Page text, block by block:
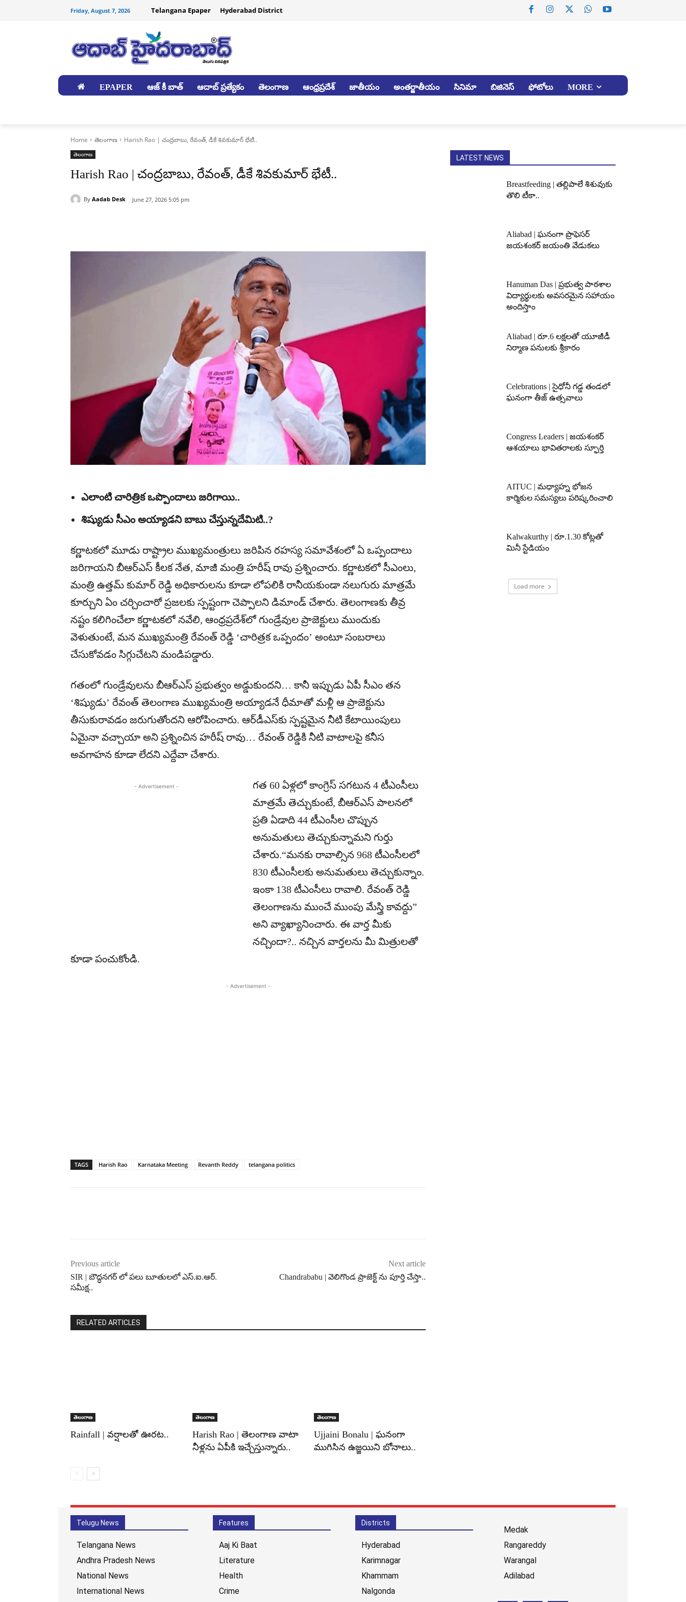
Friday, August 7, 2026 Telangana Epaper Hyderabad District
EPAPER ఆజ్ కీ బాత్ ఆదాబ్ ప్రత్యేకం తెలంగాణ ఆంధ్రప్రదేశ్ జాతీయం అంతర్జాతీయం సినిమా బిజినెస్ ఫోటోలు MORE
Home తెలంగాణ Harish Rao | చంద్రబాబు, రేవంత్, డీకే శివకుమార్ భేటీ..
తెలంగాణ
Harish Rao | చంద్రబాబు, రేవంత్, డీకే శివకుమార్ భేటీ..
By Aadab Desk June 27, 2026 5:05 pm
ఎలాంటి చారిత్రిక ఒప్పొందాలు జరిగాయి..
శిష్యుడు సీఎం అయ్యాడని బాబు చేస్తున్నదేమిటి..?
కర్ణాటకలో మూడు రాష్ట్రాల ముఖ్యమంత్రులు జరిపిన రహస్య సమావేశంలో ఏ ఒప్పందాలు
జరిగాయని బీఆర్ఎస్ కీలక నేత, మాజీ మంత్రి హరీష్ రావు ప్రశ్నించారు. కర్ణాటకలో సీఎంలు,
మంత్రి ఉత్తమ్ కుమార్ రెడ్డి అధికారులను కూడా లోపలికి రానీయకుండా నలుగురు మాత్రమే
కూర్చుని ఏం చర్చించారో ప్రజలకు స్పష్టంగా చెప్పాలని డిమాండ్ చేశారు. తెలంగాణకు తీవ్ర
నష్టం కలిగించేలా కర్ణాటకలో నవేలి, ఆంధ్రప్రదేశ్‌లో గుండ్రేవుల ప్రాజెక్టులు ముందుకు
వెళుతుంటే, మన ముఖ్యమంత్రి రేవంత్ రెడ్డి ‘చారిత్రక ఒప్పందం’ అంటూ సంబరాలు
చేసుకోవడం సిగ్గుచేటని మండిపడ్డారు.
గతంలో గుండ్రేవులను బీఆర్ఎస్ ప్రభుత్వం అడ్డుకుందని… కానీ ఇప్పుడు ఏపీ సీఎం తన
‘శిష్యుడు’ రేవంత్ తెలంగాణ ముఖ్యమంత్రి అయ్యాడనే ధీమాతో మళ్లీ ఆ ప్రాజెక్టును
తీసుకురావడం జరుగుతోందని ఆరోపించారు. ఆర్‌డీఎస్‌కు స్పష్టమైన నీటి కేటాయింపులు
ఏమైనా వచ్చాయా అని ప్రశ్నించిన హరీష్ రావు… రేవంత్ రెడ్డికి నీటి వాటాలపై కనీస
అవగాహన కూడా లేదని ఎద్దేవా చేశారు.
- Advertisement -
గత 60 ఏళ్లలో కాంగ్రెస్ సగటున 4 టీఎంసీలు
మాత్రమే తెచ్చుకుంటే, బీఆర్ఎస్ పాలనలో
ప్రతి ఏడాది 44 టీఎంసీల చొప్పున
అనుమతులు తెచ్చుకున్నామని గుర్తు
చేశారు.“మనకు రావాల్సిన 968 టీఎంసీలలో
830 టీఎంసీలకు అనుమతులు తెచ్చుకున్నాం.
ఇంకా 138 టీఎంసీలు రావాలి. రేవంత్ రెడ్డి
తెలంగాణను ముంచే ముంపు మేస్త్రి కావద్దు”
అని వ్యాఖ్యానించారు. ఈ వార్త మీకు
నచ్చిందా?.. నచ్చిన వార్తలను మీ మిత్రులతో
కూడా పంచుకోండి.
- Advertisement -
TAGS Harish Rao Karnataka Meeting Revanth Reddy telangana politics
Previous article
SIR | బౌద్ధనగర్ లో పలు బూతులలో ఎస్.ఐ.ఆర్.
సమీక్ష..
Next article
Chandrababu | వెలిగొండ ప్రాజెక్ట్ ను పూర్తి చేస్తా..
RELATED ARTICLES
తెలంగాణ
Rainfall | వర్షాలతో ఊరట..
తెలంగాణ
Harish Rao | తెలంగాణ వాటా
నీళ్లను ఏపీకి ఇచ్చేస్తున్నారు..
తెలంగాణ
Ujjaini Bonalu | ఘనంగా
ముగిసిన ఉజ్జయిని బోనాలు..
LATEST NEWS
Breastfeeding | తల్లిపాలే శిశువుకు
తొలి టీకా..
Aliabad | ఘనంగా ప్రొఫెసర్
జయశంకర్ జయంతి వేడుకలు
Hanuman Das | ప్రభుత్వ పాఠశాల
విద్యార్థులకు అవసరమైన సహాయం
అందిస్తాం
Aliabad | రూ.6 లక్షలతో యూజీడీ
నిర్మాణ పనులకు శ్రీకారం
Celebrations | సైధోనీ గడ్డ తండలో
ఘనంగా తీజ్ ఉత్సవాలు
Congress Leaders | జయశంకర్
ఆశయాలు భావితరాలకు స్ఫూర్తి
AITUC | మధ్యాహ్న భోజన
కార్మికుల సమస్యలు పరిష్కరించాలి
Kalwakurthy | రూ.1.30 కోట్లతో
మినీ స్టేడియం
Load more
Telugu News
Telangana News
Andhra Pradesh News
National News
International News
Features
Aaj Ki Baat
Literature
Health
Crime
Districts
Hyderabad
Karimnagar
Khammam
Nalgonda
Medak
Rangareddy
Warangal
Adilabad